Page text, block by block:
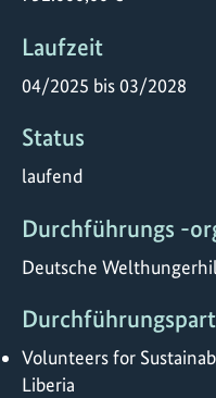
Laufzeit
04/2025 bis 03/2028
Status
laufend
Durchführungs -
Deutsche
Volunteers for
Liberia